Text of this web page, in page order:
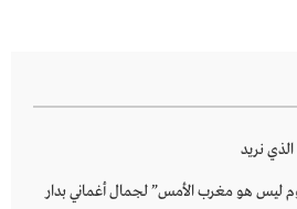
نريد
ليس هو مغرب الأمس” لجمال أغماني بدار